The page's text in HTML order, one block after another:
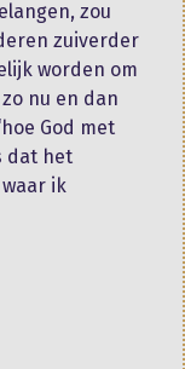
zou
zuiverder
worden om
nu en dan
God met
dat het
ik